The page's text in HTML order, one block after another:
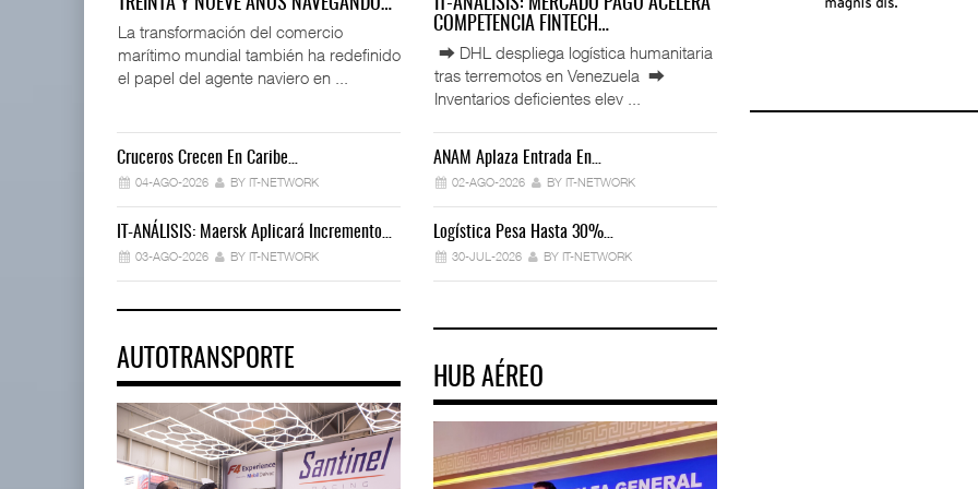
TREINTA Y NUEVE AÑOS NAVEGANDO…
La transformación del comercio
marítimo mundial también ha redefinido
el papel del agente naviero en ...
Cruceros Crecen En Caribe…
04-AGO-2026 BY IT-NETWORK
IT-ANÁLISIS: Maersk Aplicará Incremento…
03-AGO-2026 BY IT-NETWORK
AUTOTRANSPORTE
IT-ANÁLISIS: MERCADO PAGO ACELERA
COMPETENCIA FINTECH…
⮕ DHL despliega logística humanitaria
tras terremotos en Venezuela ⮕
Inventarios deficientes elev ...
ANAM Aplaza Entrada En…
02-AGO-2026 BY IT-NETWORK
Logística Pesa Hasta 30%…
30-JUL-2026 BY IT-NETWORK
HUB AÉREO